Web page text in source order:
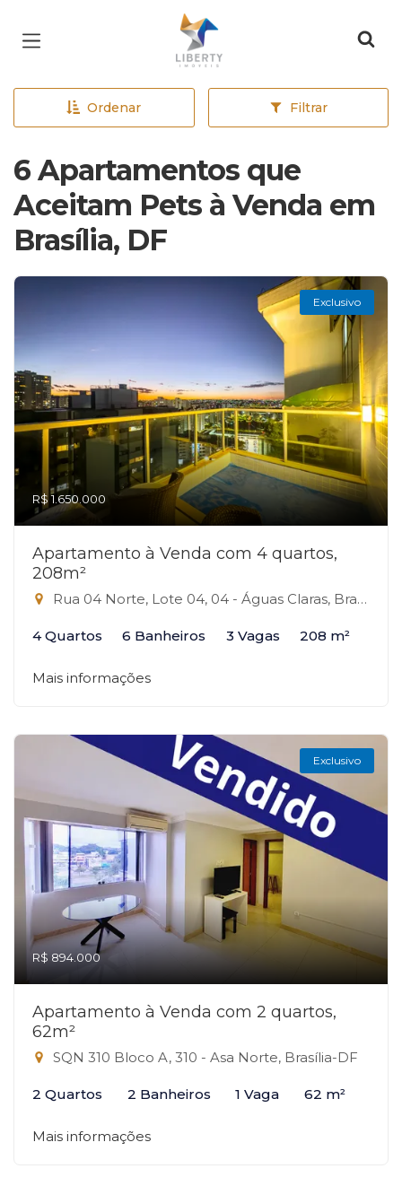
Página inicial
Ordenar Filtrar
6 Apartamentos que
Aceitam Pets à Venda em
Brasília, DF
Exclusivo
R$ 1.650.000
Apartamento à Venda com 4 quartos,
208m²
Rua 04 Norte, Lote 04, 04 - Águas Claras, Brasília-DF
4 Quartos 6 Banheiros 3 Vagas 208 m²
Mais informações
Exclusivo
R$ 894.000
Apartamento à Venda com 2 quartos,
62m²
SQN 310 Bloco A, 310 - Asa Norte, Brasília-DF
2 Quartos 2 Banheiros 1 Vaga 62 m²
Mais informações